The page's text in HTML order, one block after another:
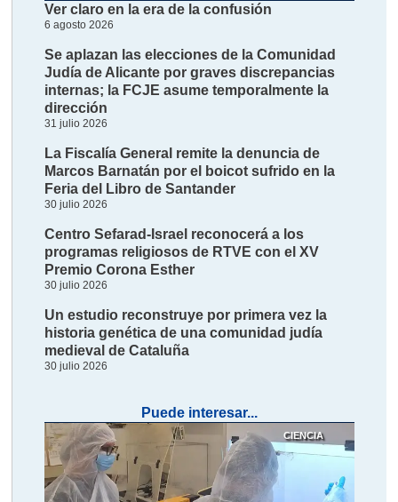
Ver claro en la era de la confusión
6 agosto 2026
Se aplazan las elecciones de la Comunidad
Judía de Alicante por graves discrepancias
internas; la FCJE asume temporalmente la
dirección
31 julio 2026
La Fiscalía General remite la denuncia de
Marcos Barnatán por el boicot sufrido en la
Feria del Libro de Santander
30 julio 2026
Centro Sefarad-Israel reconocerá a los
programas religiosos de RTVE con el XV
Premio Corona Esther
30 julio 2026
Un estudio reconstruye por primera vez la
historia genética de una comunidad judía
medieval de Cataluña
30 julio 2026
Puede interesar...
CIENCIA